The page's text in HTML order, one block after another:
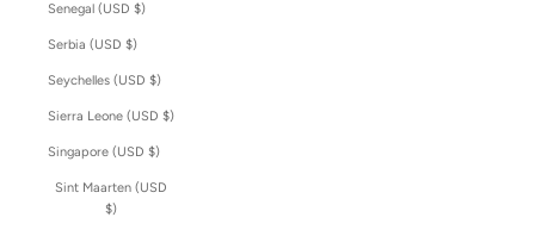
Senegal (USD $)
Serbia (USD $)
Seychelles (USD $)
Sierra Leone (USD $)
Singapore (USD $)
Sint Maarten (USD
$)